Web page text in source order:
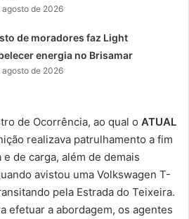
agosto de 2026
de moradores faz Light
energia no Brisamar
agosto de 2026
de Ocorrência, ao qual o ATUAL
realizava patrulhamento a fim
de carga, além de demais
avistou uma Volkswagen T-
pela Estrada do Teixeira.
efetuar a abordagem, os agentes